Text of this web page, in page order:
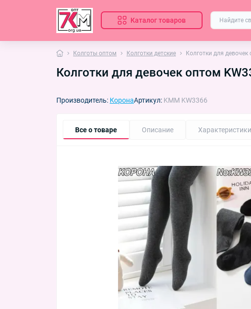
Каталог товаров
Колготы оптом Колготки детские Колготки для девочек
Колготки для девочек оптом
Производитель: КоронаАртикул: KMM KW3366
Все о товаре Описание Характеристики